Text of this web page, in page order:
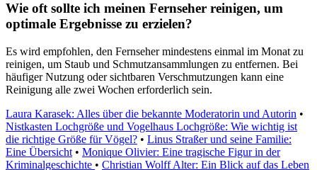
Wie oft sollte ich meinen Fernseher reinigen, um
optimale Ergebnisse zu erzielen?
Es wird empfohlen, den Fernseher mindestens einmal im Monat zu
reinigen, um Staub und Schmutzansammlungen zu entfernen. Bei
häufiger Nutzung oder sichtbaren Verschmutzungen kann eine
Reinigung alle zwei Wochen erforderlich sein.
Laura Karasek: Alles über die bekannte Moderatorin und Autorin •
Nistkasten Lochgröße und Vogelhaus Lochgröße: Wie wichtig ist
die richtige Größe für Vögel? • Linus Straßer und seine Familie:
Eine Übersicht • Monique Olivier: Eine tragische Figur in der
Kriminalgeschichte • Christian Wolff Alter: Ein Blick auf das Leben